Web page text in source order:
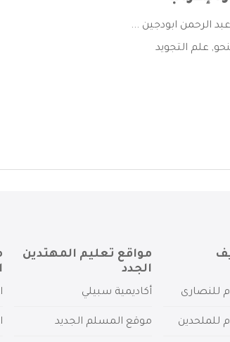
, علم التجويد
للنصارى
للملحدين
مواقع تعليم المهتدين
الجدد
أكاديمية سبيلي
موقع المسلم الجديد